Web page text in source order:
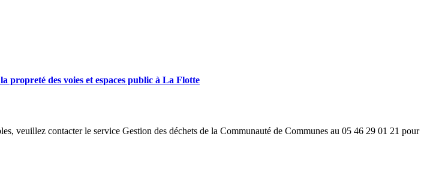
propreté des voies et espaces public à La Flotte
veuillez contacter le service Gestion des déchets de la Communauté de Communes au 05 46 29 01 21 pour